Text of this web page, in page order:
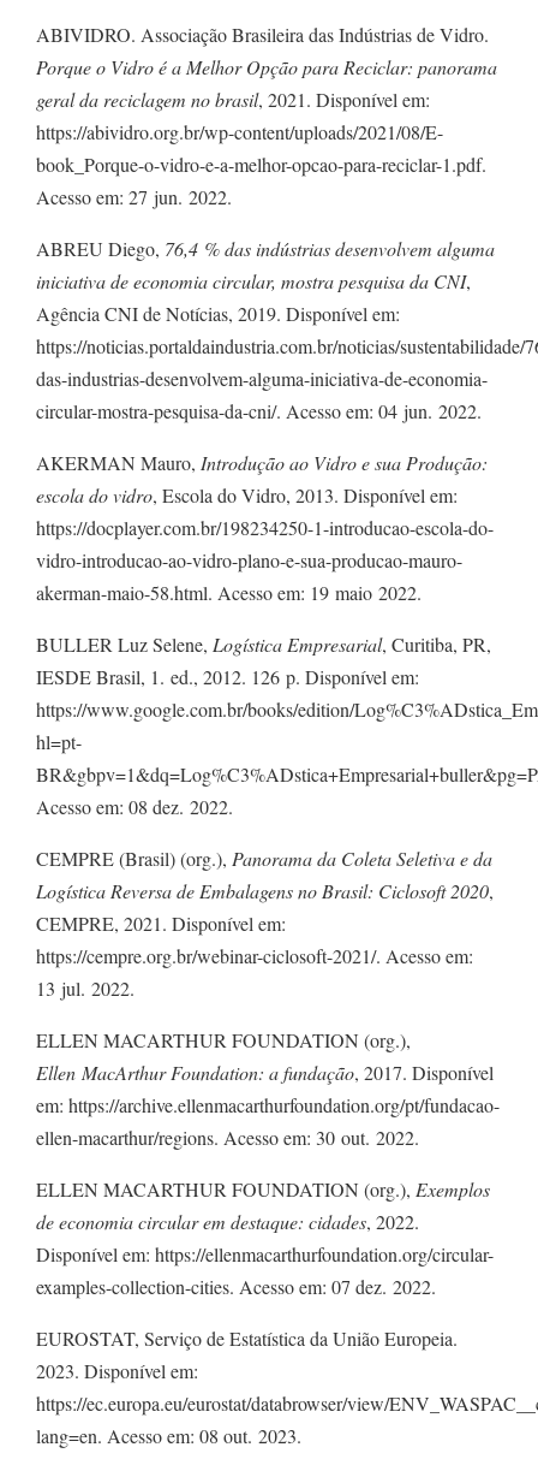
ABIVIDRO. Associação Brasileira das Indústrias de Vidro.
Porque o Vidro é a Melhor Opção para Reciclar: panorama
geral da reciclagem no brasil, 2021. Disponível em:
https://abividro.org.br/wp-content/uploads/2021/08/E-
book_Porque-o-vidro-e-a-melhor-opcao-para-reciclar-1.pdf.
Acesso em: 27 jun. 2022.
ABREU Diego, 76,4 % das indústrias desenvolvem alguma
iniciativa de economia circular, mostra pesquisa da CNI,
Agência CNI de Notícias, 2019. Disponível em:
https://noticias.portaldaindustria.com.br/noticias/sustentabilidade/
das-industrias-desenvolvem-alguma-iniciativa-de-economia-
circular-mostra-pesquisa-da-cni/. Acesso em: 04 jun. 2022.
AKERMAN Mauro, Introdução ao Vidro e sua Produção:
escola do vidro, Escola do Vidro, 2013. Disponível em:
https://docplayer.com.br/198234250-1-introducao-escola-do-
vidro-introducao-ao-vidro-plano-e-sua-producao-mauro-
akerman-maio-58.html. Acesso em: 19 maio 2022.
BULLER Luz Selene, Logística Empresarial, Curitiba, PR,
IESDE Brasil, 1. ed., 2012. 126 p. Disponível em:
https://www.google.com.br/books/edition/
hl=pt-
Acesso em: 08 dez. 2022.
CEMPRE (Brasil) (org.), Panorama da Coleta Seletiva e da
Logística Reversa de Embalagens no Brasil: Ciclosoft 2020,
CEMPRE, 2021. Disponível em:
https://cempre.org.br/webinar-ciclosoft-2021/. Acesso em:
13 jul. 2022.
ELLEN MACARTHUR FOUNDATION (org.),
Ellen MacArthur Foundation: a fundação, 2017. Disponível
em: https://archive.ellenmacarthurfoundation.org/pt/fundacao-
ellen-macarthur/regions. Acesso em: 30 out. 2022.
ELLEN MACARTHUR FOUNDATION (org.), Exemplos
de economia circular em destaque: cidades, 2022.
Disponível em: https://ellenmacarthurfoundation.org/circular-
examples-collection-cities. Acesso em: 07 dez. 2022.
EUROSTAT, Serviço de Estatística da União Europeia.
2023. Disponível em:
https://ec.europa.eu/eurostat/databrowser/view/
lang=en. Acesso em: 08 out. 2023.